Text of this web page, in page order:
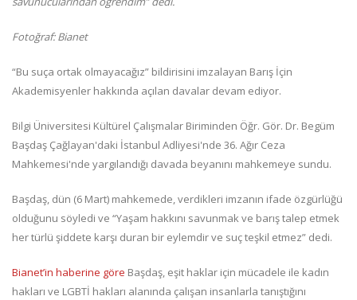
Fotoğraf: Bianet
“Bu suça ortak olmayacağız” bildirisini imzalayan Barış İçin
Akademisyenler hakkında açılan davalar devam ediyor.
Bilgi Üniversitesi Kültürel Çalışmalar Biriminden Öğr. Gör. Dr. Begüm
Başdaş Çağlayan'daki İstanbul Adliyesi'nde 36. Ağır Ceza
Mahkemesi'nde yargılandığı davada beyanını mahkemeye sundu.
Başdaş, dün (6 Mart) mahkemede, verdikleri imzanın ifade özgürlüğü
olduğunu söyledi ve “Yaşam hakkını savunmak ve barış talep etmek
her türlü şiddete karşı duran bir eylemdir ve suç teşkil etmez” dedi.
Bianet’in haberine göre Başdaş, eşit haklar için mücadele ile kadın
hakları ve LGBTİ hakları alanında çalışan insanlarla tanıştığını